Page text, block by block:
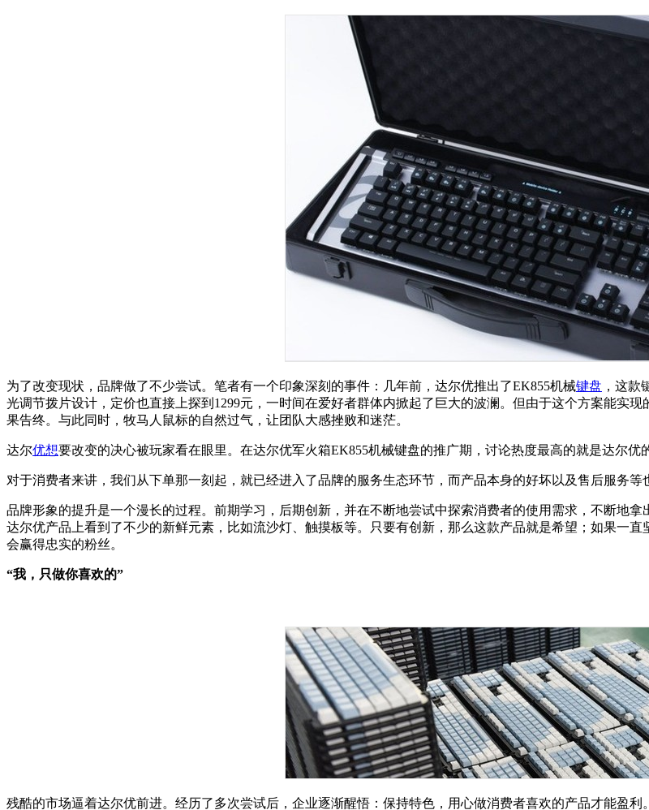
为了改变现状，品牌做了不少尝试。笔者有一个印象深刻的事件：几年前，达尔优推出了EK855机械键盘 ，这款
光调节拨片设计，定价也直接上探到1299元，一时间在爱好者群体内掀起了巨大的波澜。但由于这个方案能实
果告终。与此同时，牧马人鼠标的自然过气，让团队大感挫败和迷茫。
达尔优想要改变的决心被玩家看在眼里。在达尔优军火箱EK855机械键盘的推广期，讨论热度最高的就是达尔优
对于消费者来讲，我们从下单那一刻起，就已经进入了品牌的服务生态环节，而产品本身的好坏以及售后服务等
品牌形象的提升是一个漫长的过程。前期学习，后期创新，并在不断地尝试中探索消费者的使用需求，不断地
达尔优产品上看到了不少的新鲜元素，比如流沙灯、触摸板等。只要有创新，那么这款产品就是希望；如果一
会赢得忠实的粉丝。
“我，只做你喜欢的”
残酷的市场逼着达尔优前进。经历了多次尝试后，企业逐渐醒悟：保持特色，用心做消费者喜欢的产品才能盈